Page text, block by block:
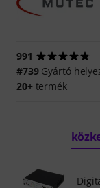
991
#739Gyártó
20+termék